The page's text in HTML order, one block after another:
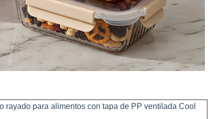
rayado para alimentos con tapa de PP ventilada Cool